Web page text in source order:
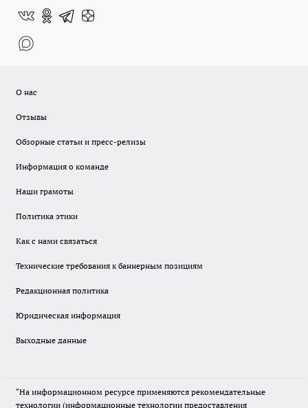
О нас
Отзывы
Обзорные статьи и пресс-релизы
Информация о команде
Наши грамоты
Политика этики
Как с нами связаться
Технические требования к баннерным позициям
Редакционная политика
Юридическая информация
Выходные данные
"На информационном ресурсе применяются рекомендательные
технологии (информационные технологии предоставления